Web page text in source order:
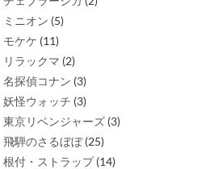
ミニオン (5)
モケケ (11)
リラックマ (2)
名探偵コナン (3)
妖怪ウォッチ (3)
東京リベンジャーズ (3)
飛騨のさるぼぼ (25)
根付・ストラップ (14)